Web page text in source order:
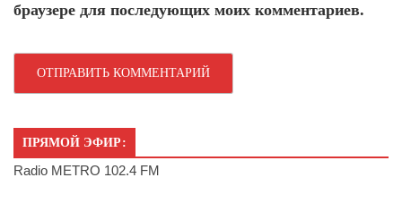
браузере для последующих моих комментариев.
ПРЯМОЙ ЭФИР:
Radio METRO 102.4 FM